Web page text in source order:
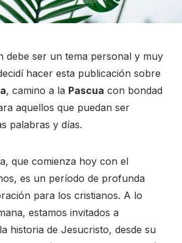
debe ser un tema personal y muy
hacer esta publicación sobre
, camino a la Pascua con bondad
aquellos que puedan ser
palabras y días.
que comienza hoy con el
es un período de profunda
para los cristianos. A lo
estamos invitados a
historia de Jesucristo, desde su